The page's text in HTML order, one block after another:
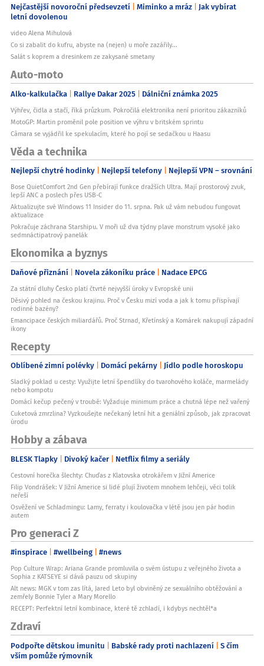
Nejčastější novoroční předsevzetí Miminko a mráz Jak vybírat
letní dovolenou
video Alena Mihulová
Co si zabalit do kufru, abyste na (nejen) u moře zazářily...
Salát s koprem a dresinkem ze zakysané smetany
Auto-moto
Alko-kalkulačka Rallye Dakar 2025 Dálniční známka 2025
Výhřev, čidla a stačí, říká průzkum. Pokročilá elektronika není prioritou zákazníků
MotoGP: Martin proměnil pole position ve výhru v britském sprintu
Câmara se vyjádřil ke spekulacím, které ho pojí se sedačkou u Haasu
Věda a technika
Nejlepší chytré hodinky Nejlepší telefony Nejlepší VPN – srovnání
Bose QuietComfort 2nd Gen přebírají funkce dražších Ultra. Mají prostorový zvuk,
lepší ANC a poslech přes USB-C
Aktualizujte své Windows 11 Insider do 11. srpna. Pak už vám nebudou fungovat
aktualizace
Pokračuje záchrana Starshipu. V moři už dva týdny plave monstrum vysoké jako
sedmnáctipatrový panelák
Ekonomika a byznys
Daňové přiznání Novela zákoníku práce Nadace EPCG
Za státní dluhy Česko platí čtvrté nejvyšší úroky v Evropské unii
Děsivý pohled na českou krajinu. Proč v Česku mizí voda a jak k tomu přispívají
rodinné bazény?
Emancipace českých miliardářů. Proč Strnad, Křetínský a Komárek nakupují západní
ikony
Recepty
Oblíbené zimní polévky Domácí pekárny Jídlo podle horoskopu
Sladký poklad u cesty: Využijte letní špendlíky do tvarohového koláče, marmelády
nebo kompotu
Domácí kečup pečený v troubě: Vyžaduje minimum práce a chutná lépe než vařený
Cuketová zmrzlina? Vyzkoušejte nečekaný letní hit a geniální způsob, jak zpracovat
úrodu
Hobby a zábava
BLESK Tlapky Divoký kačer Netflix filmy a seriály
Cestovní horečka šlechty: Chuďas z Klatovska otrokářem v Jižní Americe
Filip Vondrášek: V Jižní Americe si lidé plují životem mnohem lehčeji, věci tolik
neřeší
Osvěžení ve Schladmingu: Lamy, ferraty i koulovačka v létě jsou jen pár hodin
autem
Pro generaci Z
#inspirace #wellbeing #news
Pop Culture Wrap: Ariana Grande promluvila o svém ústupu z veřejného života a
Sophia z KATSEYE si dává pauzu od skupiny
Alt news: MGK v tom zas lítá, Jared Leto byl obviněný ze sexuálního obtěžování a
zemřely Bonnie Tyler a Mary Morello
RECEPT: Perfektní letní kombinace, které tě zchladí, i kdybys nechtěl*a
Zdraví
Podpořte dětskou imunitu Babské rady proti nachlazení S čím
vším pomůže rýmovník